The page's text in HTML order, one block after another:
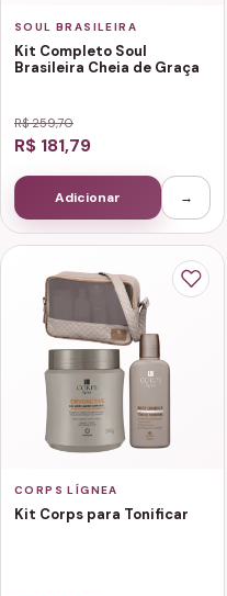
SOUL BRASILEIRA
Kit Completo Soul
Brasileira Cheia de Graça
R$ 259,70
R$ 181,79
Adicionar →
CORPS LÍGNEA
Kit Corps para Tonificar